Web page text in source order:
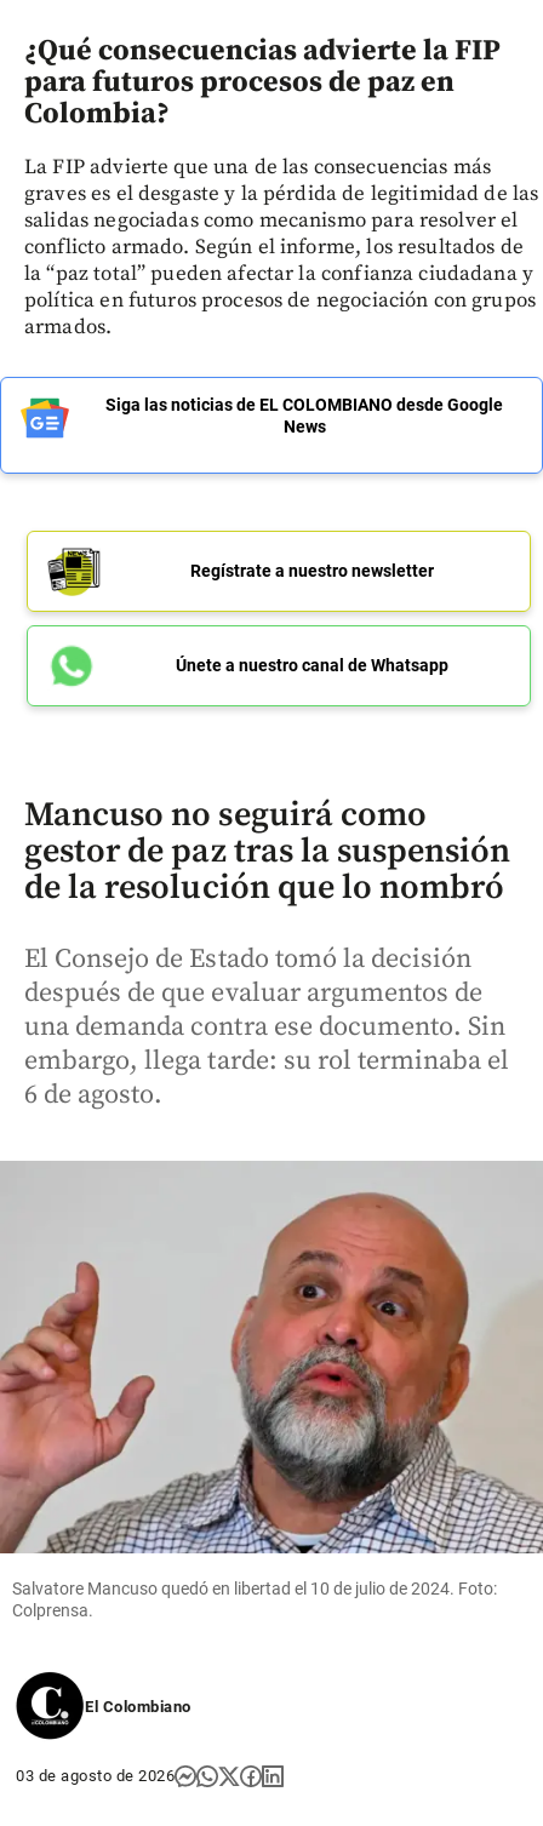
¿Qué consecuencias advierte la FIP
para futuros procesos de paz en
Colombia?
La FIP advierte que una de las consecuencias más
graves es el desgaste y la pérdida de legitimidad de las
salidas negociadas como mecanismo para resolver el
conflicto armado. Según el informe, los resultados de
la “paz total” pueden afectar la confianza ciudadana y
política en futuros procesos de negociación con grupos
armados.
Siga las noticias de EL COLOMBIANO desde Google
News
Regístrate a nuestro newsletter
Únete a nuestro canal de Whatsapp
Mancuso no seguirá como
gestor de paz tras la suspensión
de la resolución que lo nombró
El Consejo de Estado tomó la decisión
después de que evaluar argumentos de
una demanda contra ese documento. Sin
embargo, llega tarde: su rol terminaba el
6 de agosto.
Salvatore Mancuso quedó en libertad el 10 de julio de 2024. Foto:
Colprensa.
El Colombiano
03 de agosto de 2026